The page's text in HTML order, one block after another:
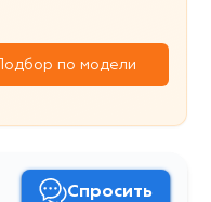
Подбор по модели
Спросить